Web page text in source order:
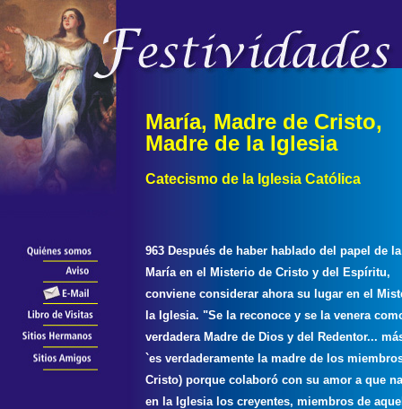
María, Madre de Cristo,
Madre de la Iglesia
Catecismo de la Iglesia Católica
963 Después de haber hablado del papel de
María en el Misterio de Cristo y del Espíritu,
conviene considerar ahora su lugar en el
la Iglesia. "Se la reconoce y se la venera
verdadera Madre de Dios y del Redentor...
`es verdaderamente la madre de los
Cristo) porque colaboró con su amor a que
en la Iglesia los creyentes, miembros de